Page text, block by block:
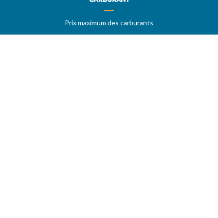
Prix maximum des carburants
Stations sur autoroutes